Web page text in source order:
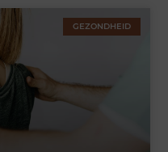
GEZONDHEID